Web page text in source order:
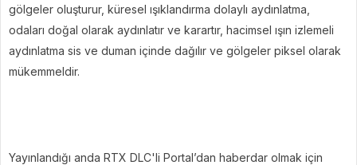
gölgeler oluşturur, küresel ışıklandırma dolaylı aydınlatma,
odaları doğal olarak aydınlatır ve karartır, hacimsel ışın izlemeli
aydınlatma sis ve duman içinde dağılır ve gölgeler piksel olarak
mükemmeldir.
Yayınlandığı anda RTX DLC'li Portal’dan haberdar olmak için